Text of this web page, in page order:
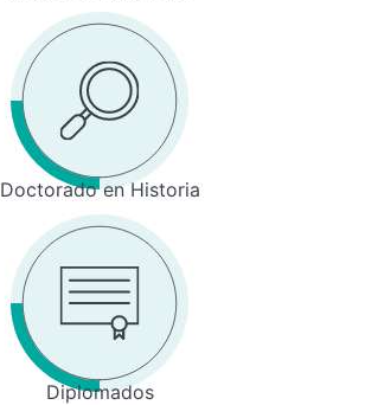
Doctorado en Historia
Diplomados